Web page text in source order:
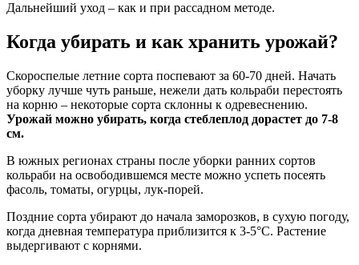
Дальнейший уход – как и при рассадном методе.
Когда убирать и как хранить урожай?
Скороспелые летние сорта поспевают за 60-70 дней. Начать
уборку лучше чуть раньше, нежели дать кольраби перестоять
на корню – некоторые сорта склонны к одревеснению.
Урожай можно убирать, когда стеблеплод дорастет до 7-8
см.
В южных регионах страны после уборки ранних сортов
кольраби на освободившемся месте можно успеть посеять
фасоль, томаты, огурцы, лук-порей.
Поздние сорта убирают до начала заморозков, в сухую погоду,
когда дневная температура приблизится к 3-5°C. Растение
выдергивают с корнями.